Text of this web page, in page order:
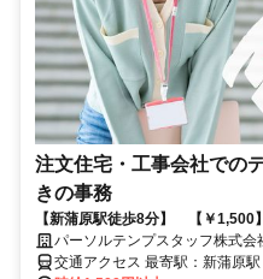
注文住宅・工事会社での
きの事務
【新蒲原駅徒歩8分】 【￥1,500
し！土日祝休み
パーソルテンプスタッフ株式会
交通アクセス 最寄駅：新蒲原駅 ＪＲ東海道本線(熱海－米原) 新蒲原